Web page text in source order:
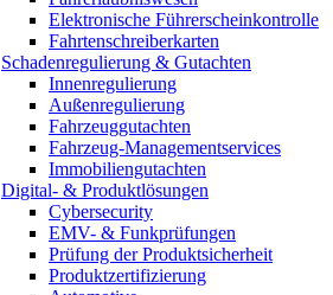
Elektronische Führerscheinkontrolle
Fahrtenschreiberkarten
Schadenregulierung & Gutachten
Innenregulierung
Außenregulierung
Fahrzeuggutachten
Fahrzeug-Managementservices
Immobiliengutachten
Digital- & Produktlösungen
Cybersecurity
EMV- & Funkprüfungen
Prüfung der Produktsicherheit
Produktzertifizierung